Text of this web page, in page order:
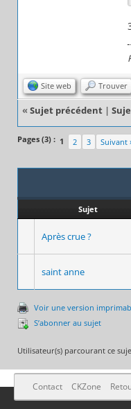
Site web Trouver
« Sujet précédent |
Pages (3) : 1 2 3 Suivant
Sujet
Après crue ?
saint anne
Voir une version
S’abonner au sujet
Utilisateur(s) parcourant ce
Contact CKZone